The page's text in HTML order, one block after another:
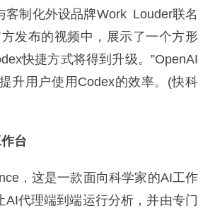
制化外设品牌Work Louder联名
发布的视频中，展示了一个方形
快捷方式将得到升级。”OpenAI
升用户使用Codex的效率。(快科
台
，这是一款面向科学家的AI工作
代理端到端运行分析，并由专门